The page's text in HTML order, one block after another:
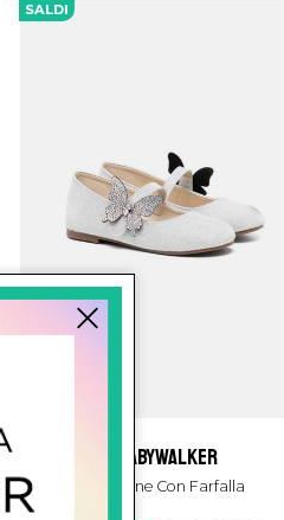
SALDI
babywalker
Ballerine Con Farfalla